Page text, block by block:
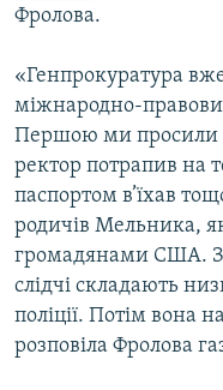
Усі сайти RFE/RL
Фролова.
«Генпрокуратура
міжнародно-
Першою ми просили
ректор потрапив на
паспортом в’їхав
родичів Мельника,
громадянами США.
слідчі складають
поліції. Потім вона
розповіла Фролова